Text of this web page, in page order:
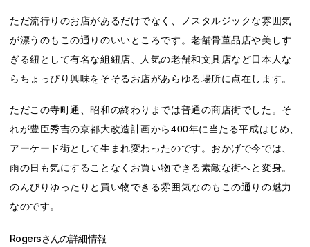
ただ流行りのお店があるだけでなく、ノスタルジックな雰囲気
が漂うのもこの通りのいいところです。老舗骨董品店や美しす
ぎる紐として有名な組紐店、人気の老舗和文具店など日本人な
らちょっぴり興味をそそるお店があらゆる場所に点在します。
ただこの寺町通、昭和の終わりまでは普通の商店街でした。そ
れが豊臣秀吉の京都大改造計画から400年に当たる平成はじめ、
アーケード街として生まれ変わったのです。おかげで今では、
雨の日も気にすることなくお買い物できる素敵な街へと変身。
のんびりゆったりと買い物できる雰囲気なのもこの通りの魅力
なのです。
Rogersさんの詳細情報